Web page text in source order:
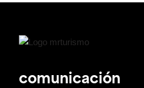
comunicación